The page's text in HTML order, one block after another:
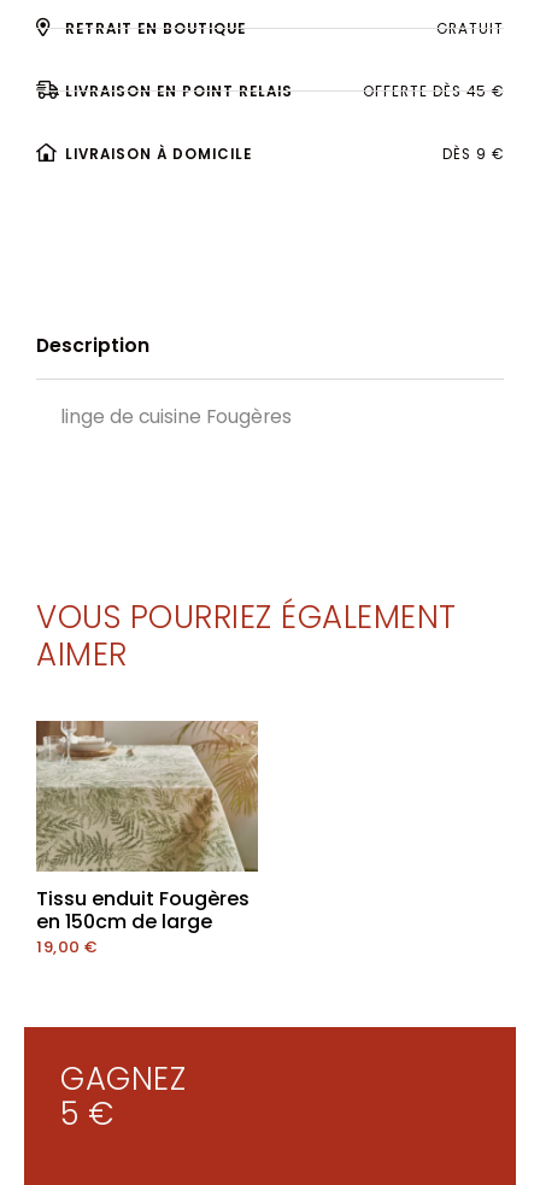
RETRAIT EN BOUTIQUE GRATUIT
LIVRAISON EN POINT RELAIS OFFERTE DÈS 45 €
LIVRAISON À DOMICILE DÈS 9 €
Description
linge de cuisine Fougères
VOUS POURRIEZ ÉGALEMENT
AIMER
Tissu enduit Fougères
en 150cm de large
19,00 €
GAGNEZ
5 €